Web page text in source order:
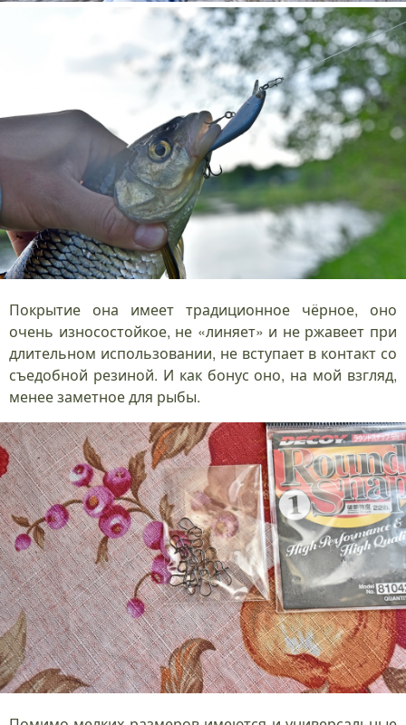
Покрытие она имеет традиционное чёрное, оно
очень износостойкое, не «линяет» и не ржавеет при
длительном использовании, не вступает в контакт со
съедобной резиной. И как бонус оно, на мой взгляд,
менее заметное для рыбы.